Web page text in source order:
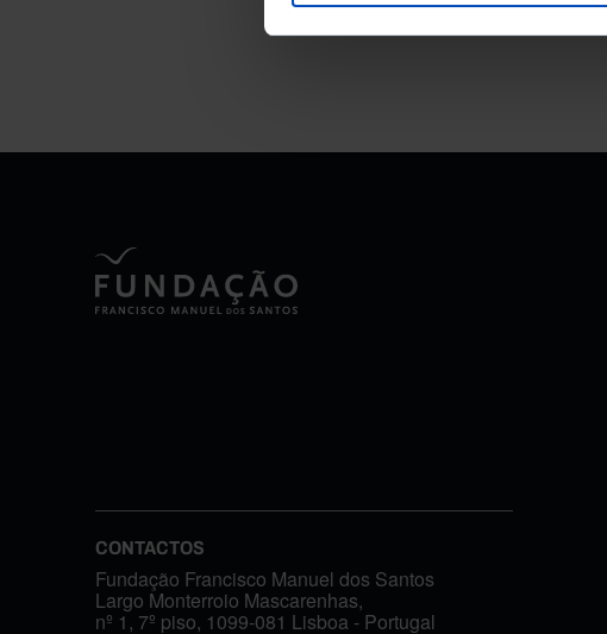
CONTACTOS
Fundação Francisco Manuel dos Santos
Largo Monterroio Mascarenhas,
nº 1, 7º piso, 1099-081 Lisboa - Portugal